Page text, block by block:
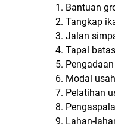
1. Bantuan
2. Tangkap
3. Jalan
4. Tapal
5.
6. Modal
7. Pelatihan
8.
9. Lahan-